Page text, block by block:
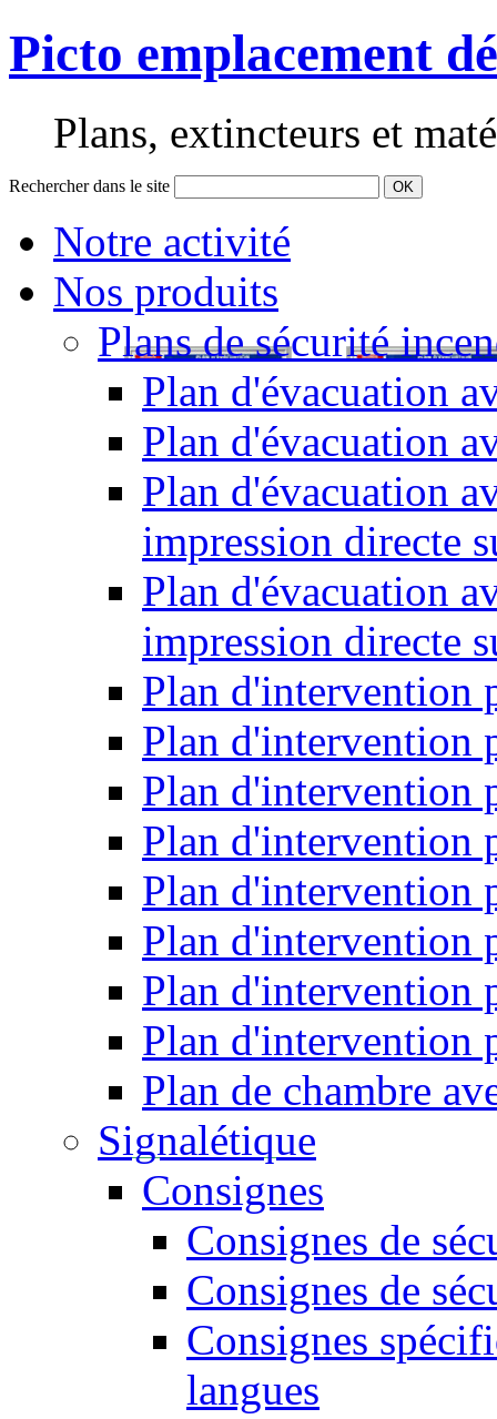
Picto emplacement
Plans, extincteurs et
Rechercher dans le site OK
Notre activité
Nos produits
Plans de sécurité
Plan d'évacuation
Plan d'évacuation
Plan d'évacuation
impression directe
Plan d'évacuation
impression directe
Plan d'intervention
Plan d'intervention
Plan d'intervention
Plan d'intervention
Plan d'intervention
Plan d'intervention
Plan d'intervention
Plan d'intervention
Plan de chambre
Signalétique
Consignes
Consignes de
Consignes de
Consignes
langues